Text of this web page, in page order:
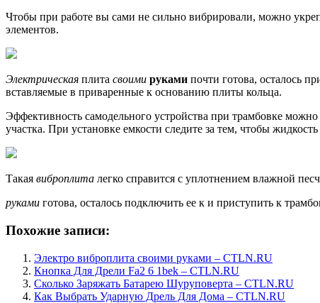
Чтобы при работе вы сами не сильно вибрировали, можно
элементов.
Электрическая плита своими руками почти готова, осталось
вставляемые в приваренные к основанию плиты кольца.
Эффективность самодельного устройства при трамбовке
участка. При установке емкости следите за тем, чтобы
Такая виброплита легко справится с уплотнением влажной
руками готова, осталось подключить ее к и приступить к
Похожие записи:
Электро виброплита своими руками – CTLN.RU
Кнопка Для Дрели Fa2 6 1bek – CTLN.RU
Сколько Заряжать Батарею Шуруповерта – CTLN.RU
Как Выбрать Ударную Дрель Для Дома – CTLN.RU